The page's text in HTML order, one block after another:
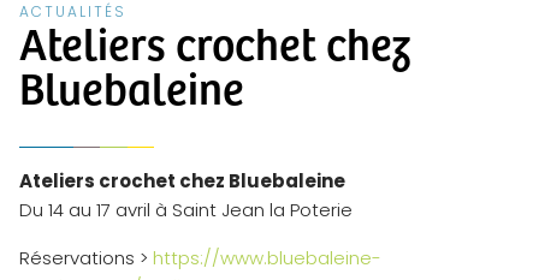
ACTUALITÉS
Ateliers crochet chez
Bluebaleine
Ateliers crochet chez Bluebaleine
Du 14 au 17 avril à Saint Jean la Poterie
Réservations > https://www.bluebaleine-